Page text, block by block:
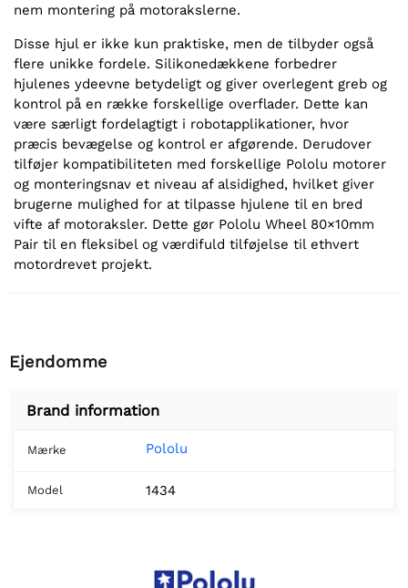
nem montering på motorakslerne.
Disse hjul er ikke kun praktiske, men de tilbyder også
flere unikke fordele. Silikonedækkene forbedrer
hjulenes ydeevne betydeligt og giver overlegent greb og
kontrol på en række forskellige overflader. Dette kan
være særligt fordelagtigt i robotapplikationer, hvor
præcis bevægelse og kontrol er afgørende. Derudover
tilføjer kompatibiliteten med forskellige Pololu motorer
og monteringsnav et niveau af alsidighed, hvilket giver
brugerne mulighed for at tilpasse hjulene til en bred
vifte af motoraksler. Dette gør Pololu Wheel 80×10mm
Pair til en fleksibel og værdifuld tilføjelse til ethvert
motordrevet projekt.
Ejendomme
Brand information
Mærke Pololu
Model 1434